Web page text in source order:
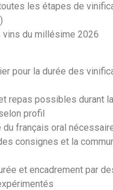
les étapes de
vins du millésime 2026
pour la durée des
repas possibles durant
profil
français oral
consignes et la
et encadrement par